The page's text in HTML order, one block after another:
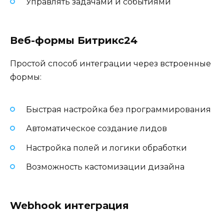
Веб-формы Битрикс24
Простой способ интеграции через встроенные
формы:
Быстрая настройка без программирования
Автоматическое создание лидов
Настройка полей и логики обработки
Возможность кастомизации дизайна
Webhook интеграция